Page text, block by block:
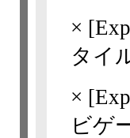
×
タイ
×
ビゲ